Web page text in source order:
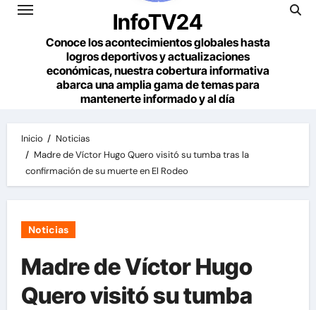
InfoTV24
Conoce los acontecimientos globales hasta
logros deportivos y actualizaciones
económicas, nuestra cobertura informativa
abarca una amplia gama de temas para
mantenerte informado y al día
Inicio
Noticias
Madre de Víctor Hugo Quero visitó su tumba tras la
confirmación de su muerte en El Rodeo
Noticias
Madre de Víctor Hugo
Quero visitó su tumba